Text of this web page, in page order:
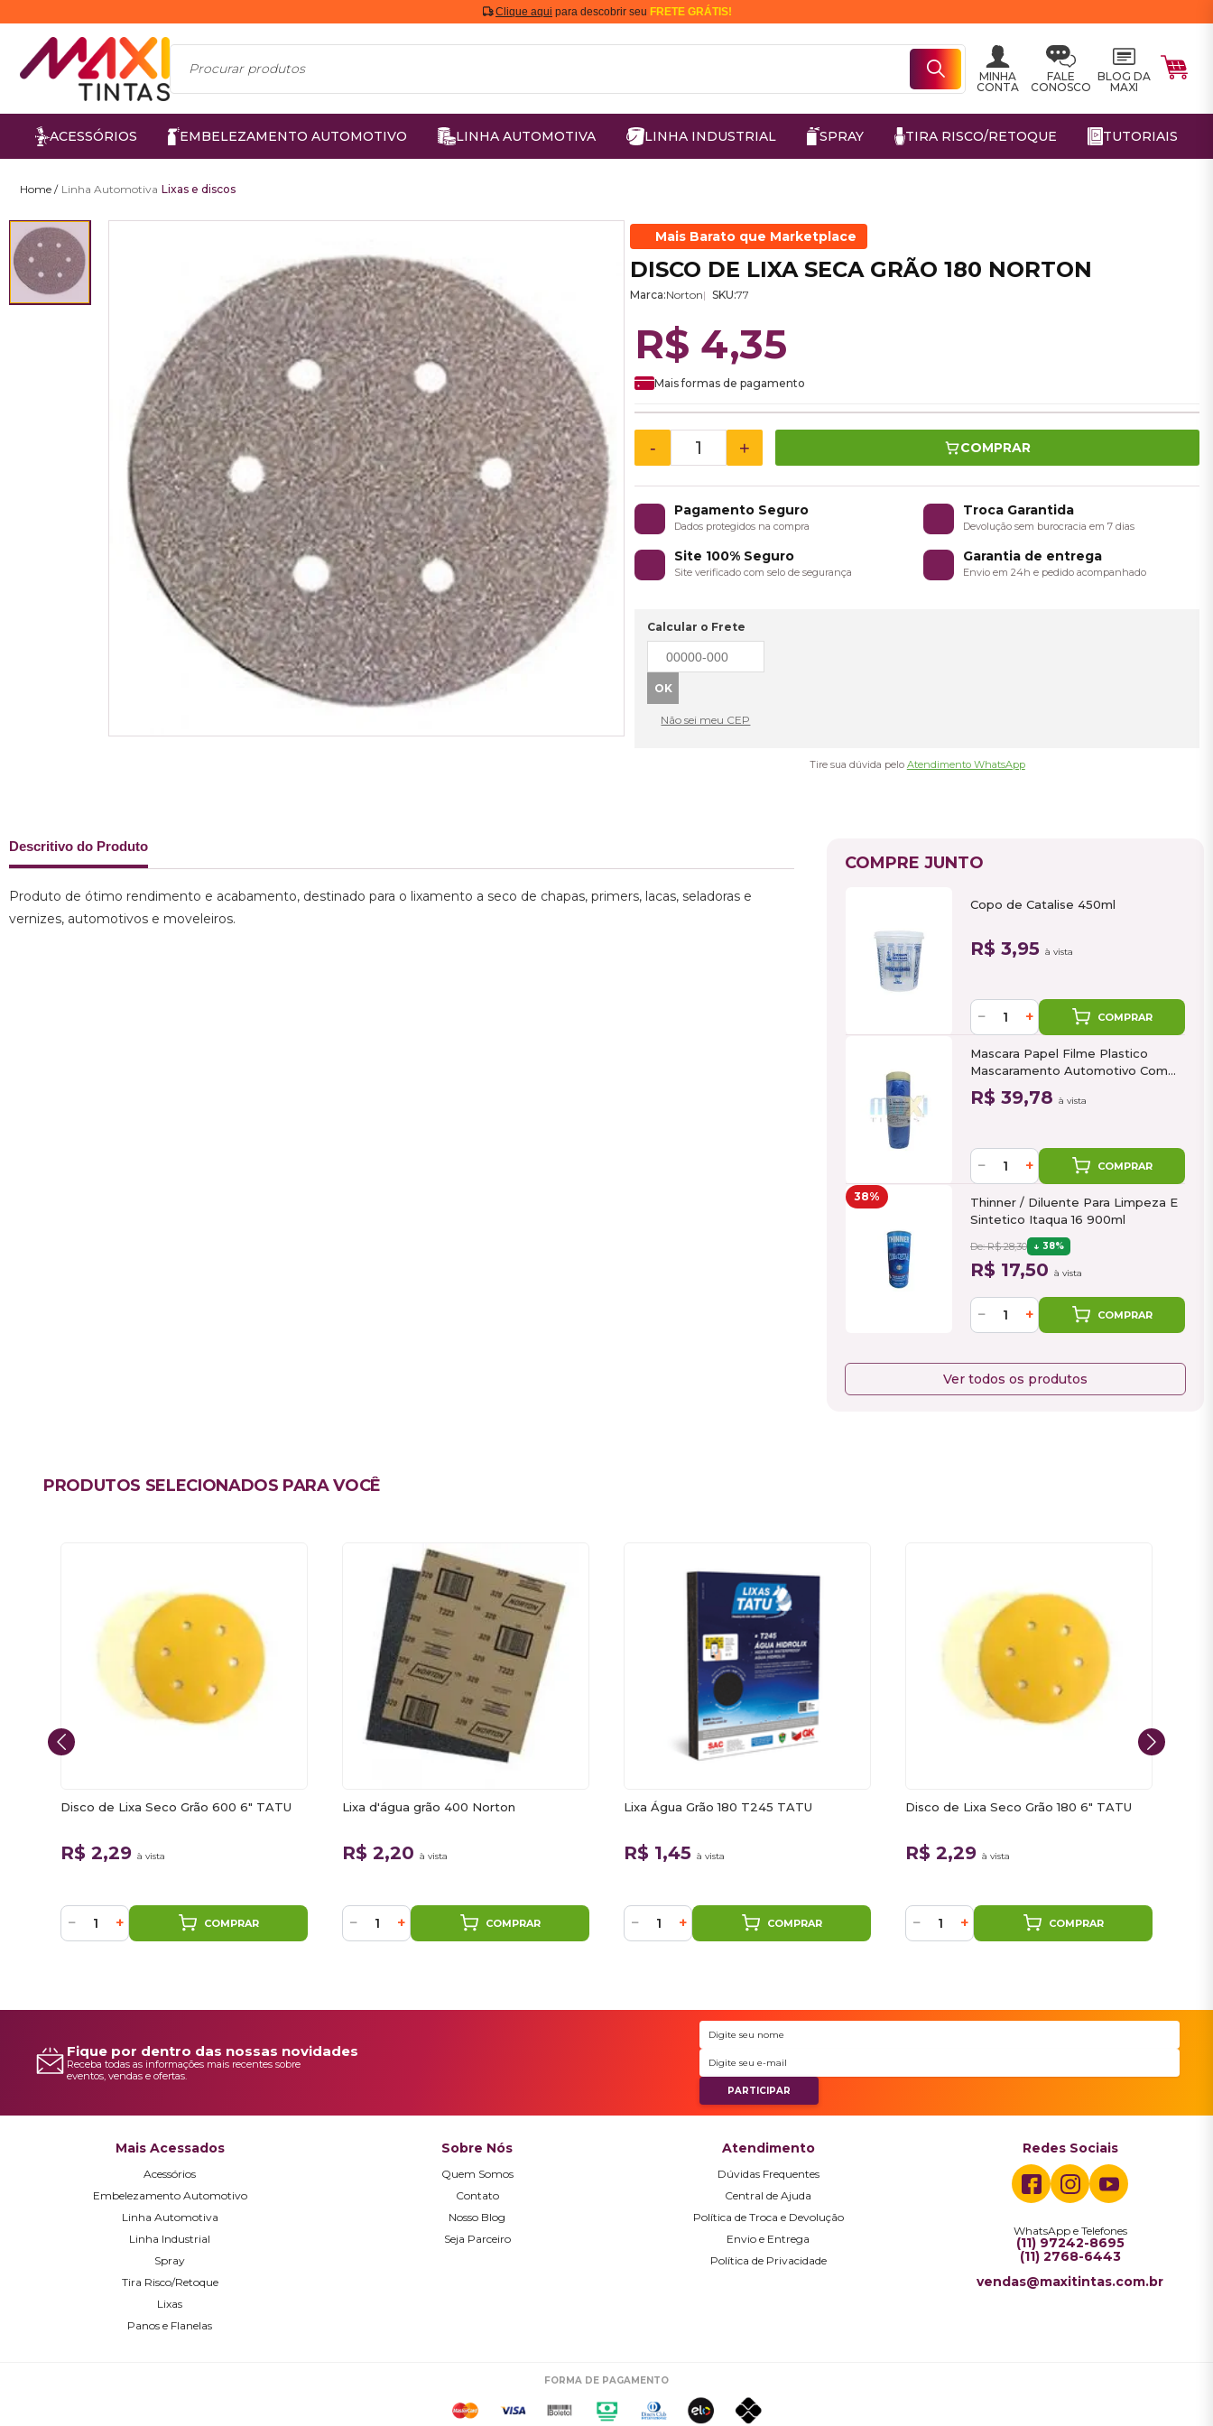
Clique aqui para descobrir seu FRETE GRÁTIS!
MINHA
CONTA
FALE
CONOSCO
BLOG DA
MAXI
ACESSÓRIOS EMBELEZAMENTO AUTOMOTIVO LINHA AUTOMOTIVA LINHA INDUSTRIAL SPRAY TIRA RISCO/RETOQUE TUTORIAIS
Linha Automotiva Lixas e discos
Mais Barato que Marketplace
DISCO DE LIXA SECA GRÃO 180 NORTON
Marca:Norton SKU:77
R$ 4,35
Mais formas de pagamento
- + COMPRAR
Pagamento Seguro
Dados protegidos na compra
Troca Garantida
Devolução sem burocracia em 7 dias
Site 100% Seguro
Site verificado com selo de segurança
Garantia de entrega
Envio em 24h e pedido acompanhado
Calcular o Frete
Não sei meu CEP
Tire sua dúvida pelo Atendimento WhatsApp
Descritivo do Produto
Produto de ótimo rendimento e acabamento, destinado para o lixamento a seco de chapas, primers, lacas, seladoras e
vernizes, automotivos e moveleiros.
COMPRE JUNTO
Copo de Catalise 450ml
R$ 3,95 à vista
− + COMPRAR
Mascara Papel Filme Plastico
Mascaramento Automotivo Com
Fita 1,4m x 25m
R$ 39,78 à vista
− + COMPRAR
38%
Thinner / Diluente Para Limpeza E
Sintetico Itaqua 16 900ml
De: R$ 28,30 38%
R$ 17,50 à vista
− + COMPRAR
Ver todos os produtos
PRODUTOS SELECIONADOS PARA VOCÊ
Disco de Lixa Seco Grão 600 6" TATU
R$ 2,29 à vista
− + COMPRAR
Lixa d'água grão 400 Norton
R$ 2,20 à vista
− + COMPRAR
Lixa Água Grão 180 T245 TATU
R$ 1,45 à vista
− + COMPRAR
Disco de Lixa Seco Grão 180 6" TATU
R$ 2,29 à vista
− + COMPRAR
Fique por dentro das nossas novidades
Receba todas as informações mais recentes sobre
eventos, vendas e ofertas.
Mais Acessados
Acessórios
Embelezamento Automotivo
Linha Automotiva
Linha Industrial
Spray
Tira Risco/Retoque
Lixas
Panos e Flanelas
Sobre Nós
Quem Somos
Contato
Nosso Blog
Seja Parceiro
Atendimento
Dúvidas Frequentes
Central de Ajuda
Política de Troca e Devolução
Envio e Entrega
Política de Privacidade
Redes Sociais
WhatsApp e Telefones
(11) 97242-8695
(11) 2768-6443
vendas@maxitintas.com.br
FORMA DE PAGAMENTO